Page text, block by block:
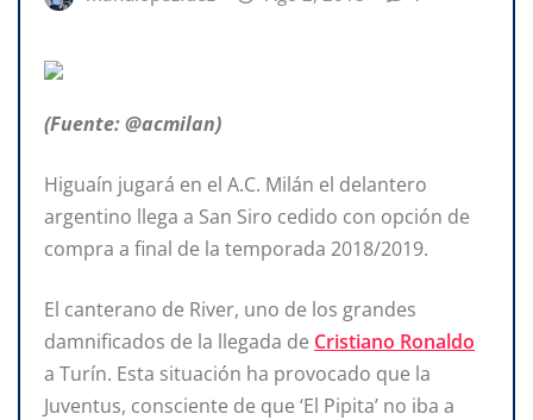
(Fuente: @acmilan)
Higuaín jugará en el A.C. Milán el delantero
argentino llega a San Siro cedido con opción de
compra a final de la temporada 2018/2019.
El canterano de River, uno de los grandes
damnificados de la llegada de Cristiano Ronaldo
a Turín. Esta situación ha provocado que la
Juventus, consciente de que ‘El Pipita’ no iba a